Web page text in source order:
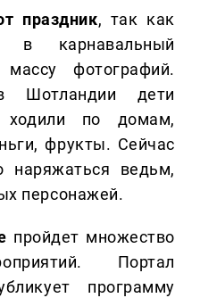
праздник, так как
в карнавальный
фотографий.
Шотландии дети
по домам,
фрукты. Сейчас
наряжаться ведьм,
персонажей.
пройдет множество
Портал
программу